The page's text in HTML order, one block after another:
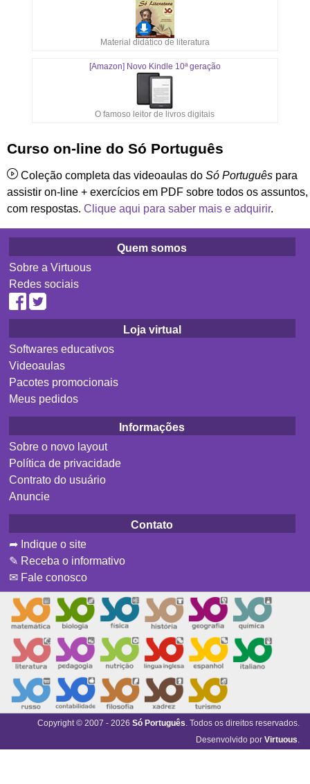
Material didático de literatura
[Amazon] Novo Kindle 10ª geração
O famoso leitor de livros digitais
Curso on-line do Só Português
Coleção completa das videoaulas do Só Português para
assistir on-line + exercícios em PDF sobre todos os assuntos,
com respostas. Clique aqui para saber mais e adquirir.
Quem somos
Sobre a Virtuous
Redes sociais
Loja virtual
Softwares educativos
Videoaulas
Pacotes promocionais
Meus pedidos
Informações
Sobre o novo layout
Política de privacidade
Contrato do usuário
Anuncie
Contato
➦ Indique o site
✎ Receba o informativo
✉ Fale conosco
Copyright © 2007 - 2026 Só Português. Todos os direitos reservados.
Desenvolvido por Virtuous.